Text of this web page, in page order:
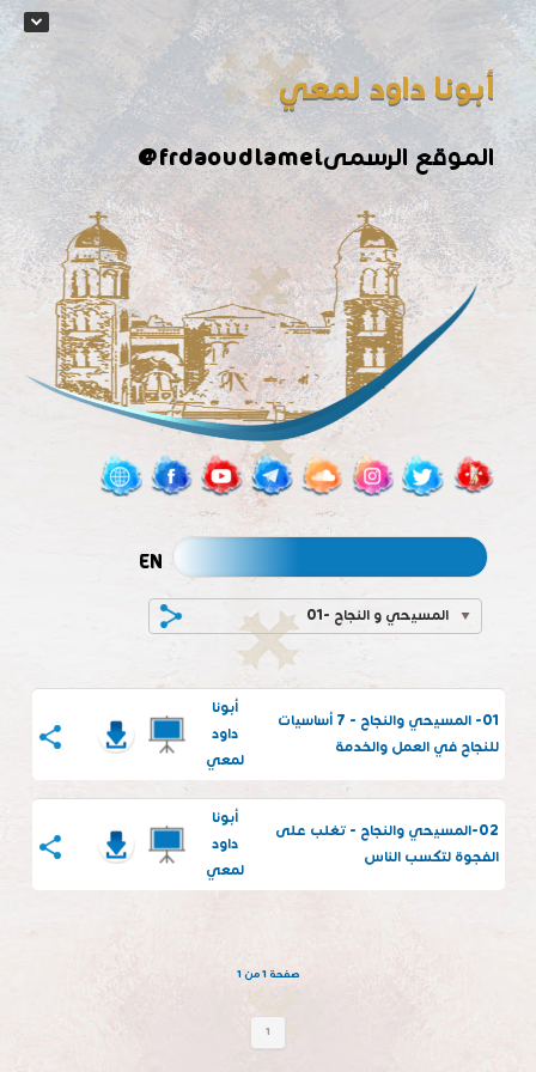
EN
أبونا داود لمعي
الموقع الرسمى@frdaoudlamei
01- المسيحي و النجاح
01- المسيحي والنجاح - 7 أساسيات
للنجاح في العمل والخدمة
أبونا
داود
لمعي
02-المسيحي والنجاح - تغلب على
الفجوة لتكسب الناس
أبونا
داود
لمعي
صفحة 1 من 1